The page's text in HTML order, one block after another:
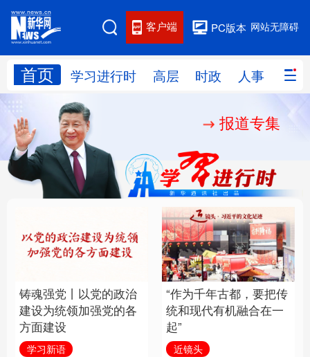
网站无障碍
PC版本
客户端
首页 学习进行时 高层 时政 人事 国际
网站地图
学习进行时 人事
国际 财经 网评
思客智库 全球连线 教育
科技 科创 量子 体育
健康 军事
访谈 视频 图片 政务
报道专集
铸魂强党丨以党的政治
建设为统领加强党的各
方面建设
学习新语
“作为千年古都，要把传
统和现代有机融合在一
起”
近镜头